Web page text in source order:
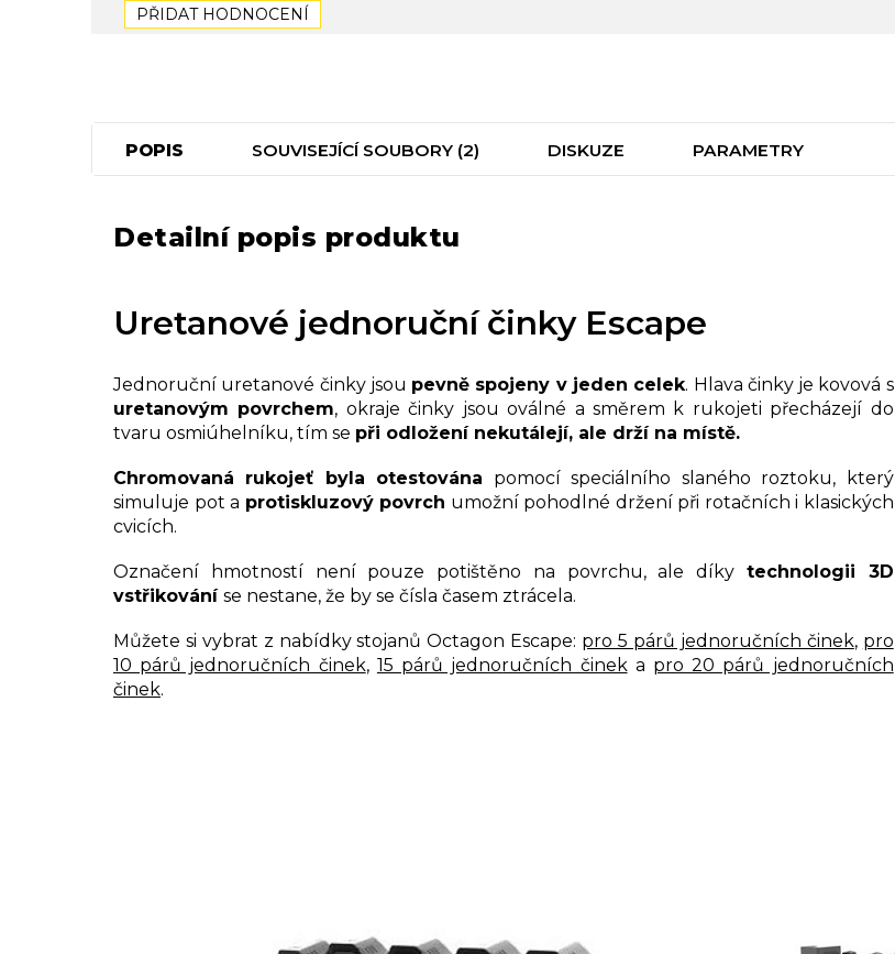
PŘIDAT HODNOCENÍ
POPIS SOUVISEJÍCÍ SOUBORY (2) DISKUZE PARAMETRY
Detailní popis produktu
Uretanové jednoruční činky Escape
Jednoruční uretanové činky jsou pevně spojeny v jeden celek. Hlava činky je kovová s
uretanovým povrchem, okraje činky jsou oválné a směrem k rukojeti přecházejí do
tvaru osmiúhelníku, tím se při odložení nekutálejí, ale drží na místě.
Chromovaná rukojeť byla otestována pomocí speciálního slaného roztoku, který
simuluje pot a protiskluzový povrch umožní pohodlné držení při rotačních i klasických
cvicích.
Označení hmotností není pouze potištěno na povrchu, ale díky technologii 3D
vstřikování se nestane, že by se čísla časem ztrácela.
Můžete si vybrat z nabídky stojanů Octagon Escape: pro 5 párů jednoručních činek, pro
10 párů jednoručních činek, 15 párů jednoručních čineka pro 20 párů jednoručních
činek.